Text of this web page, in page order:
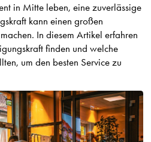
in Mitte leben, eine zuverlässige
kann einen großen
In diesem Artikel erfahren
finden und welche
um den besten Service zu